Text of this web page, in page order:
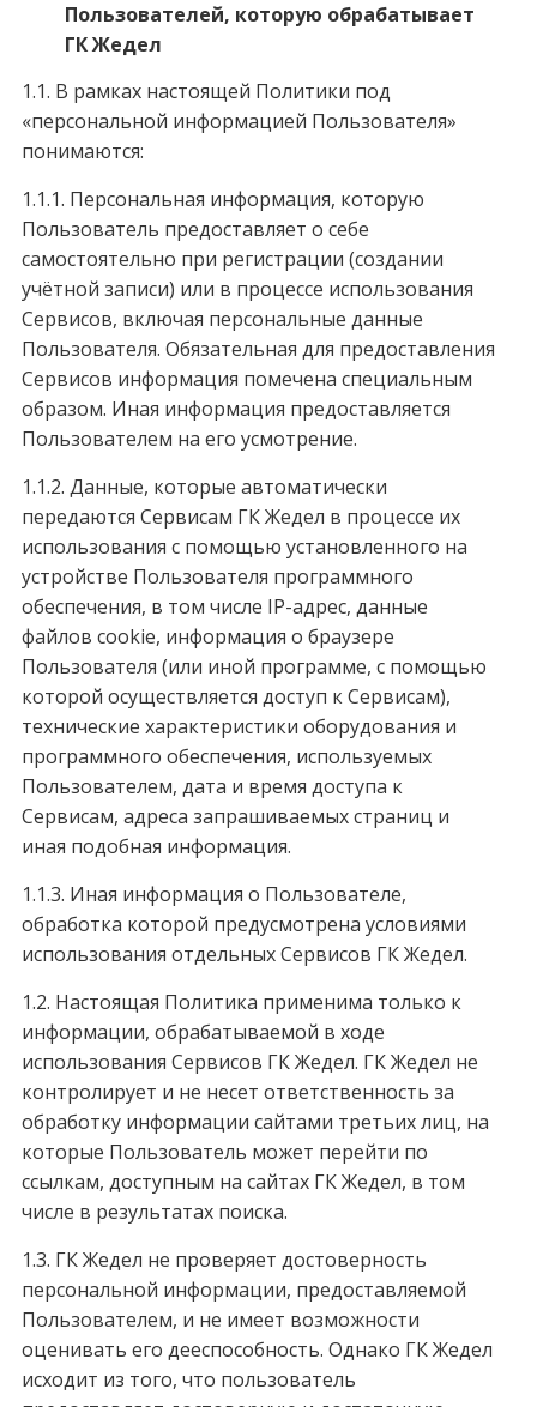
Пользователей, которую обрабатывает
ГК Жедел
1.1. В рамках настоящей Политики под
«персональной информацией Пользователя»
понимаются:
1.1.1. Персональная информация, которую
Пользователь предоставляет о себе
самостоятельно при регистрации (создании
учётной записи) или в процессе использования
Сервисов, включая персональные данные
Пользователя. Обязательная для предоставления
Сервисов информация помечена специальным
образом. Иная информация предоставляется
Пользователем на его усмотрение.
1.1.2. Данные, которые автоматически
передаются Сервисам ГК Жедел в процессе их
использования с помощью установленного на
устройстве Пользователя программного
обеспечения, в том числе IP-адрес, данные
файлов cookie, информация о браузере
Пользователя (или иной программе, с помощью
которой осуществляется доступ к Сервисам),
технические характеристики оборудования и
программного обеспечения, используемых
Пользователем, дата и время доступа к
Сервисам, адреса запрашиваемых страниц и
иная подобная информация.
1.1.3. Иная информация о Пользователе,
обработка которой предусмотрена условиями
использования отдельных Сервисов ГК Жедел.
1.2. Настоящая Политика применима только к
информации, обрабатываемой в ходе
использования Сервисов ГК Жедел. ГК Жедел не
контролирует и не несет ответственность за
обработку информации сайтами третьих лиц, на
которые Пользователь может перейти по
ссылкам, доступным на сайтах ГК Жедел, в том
числе в результатах поиска.
1.3. ГК Жедел не проверяет достоверность
персональной информации, предоставляемой
Пользователем, и не имеет возможности
оценивать его дееспособность. Однако ГК Жедел
исходит из того, что пользователь